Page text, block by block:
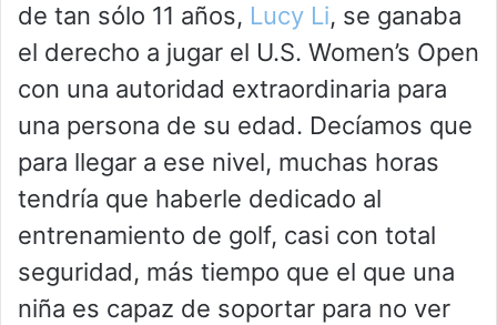
de tan sólo 11 años, Lucy Li, se ganaba
el derecho a jugar el U.S. Women’s Open
con una autoridad extraordinaria para
una persona de su edad. Decíamos que
para llegar a ese nivel, muchas horas
tendría que haberle dedicado al
entrenamiento de golf, casi con total
seguridad, más tiempo que el que una
niña es capaz de soportar para no ver